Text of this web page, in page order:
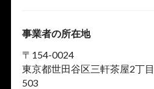
事業者の所在地
〒154-0024
東京都世田谷区三軒茶屋2丁
503